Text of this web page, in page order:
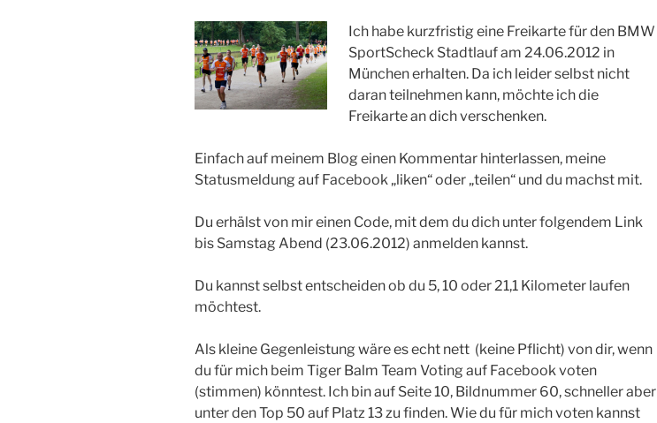
Ich habe kurzfristig eine Freikarte für den BMW
SportScheck Stadtlauf am 24.06.2012 in
München erhalten. Da ich leider selbst nicht
daran teilnehmen kann, möchte ich die
Freikarte an dich verschenken.
Einfach auf meinem Blog einen Kommentar hinterlassen, meine
Statusmeldung auf Facebook „liken“ oder „teilen“ und du machst mit.
Du erhälst von mir einen Code, mit dem du dich unter folgendem Link
bis Samstag Abend (23.06.2012) anmelden kannst.
Du kannst selbst entscheiden ob du 5, 10 oder 21,1 Kilometer laufen
möchtest.
Als kleine Gegenleistung wäre es echt nett (keine Pflicht) von dir, wenn
du für mich beim Tiger Balm Team Voting auf Facebook voten
(stimmen) könntest. Ich bin auf Seite 10, Bildnummer 60, schneller aber
unter den Top 50 auf Platz 13 zu finden. Wie du für mich voten kannst